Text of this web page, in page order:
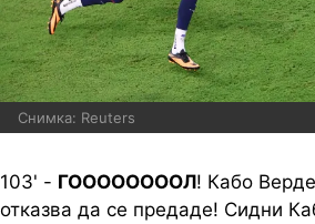
Снимка: Reuters
103' - ГООООООООЛ! Кабо
отказва да се предаде! Сидни